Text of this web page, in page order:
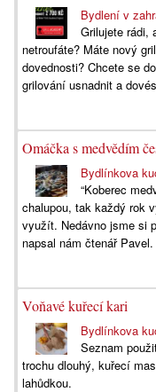
Bydlení v
Grilujete rádi,
netroufáte? Máte nový
dovednosti? Chcete se
grilování usnadnit a
Omáčka s medvědím
Bydlínkova
“Koberec
chalupou, tak každý rok
využít. Nedávno jsme si
napsal nám čtenář Pavel.
Voňavé kuřecí kari
Bydlínkova
Seznam
trochu dlouhý, kuřecí
lahůdkou.